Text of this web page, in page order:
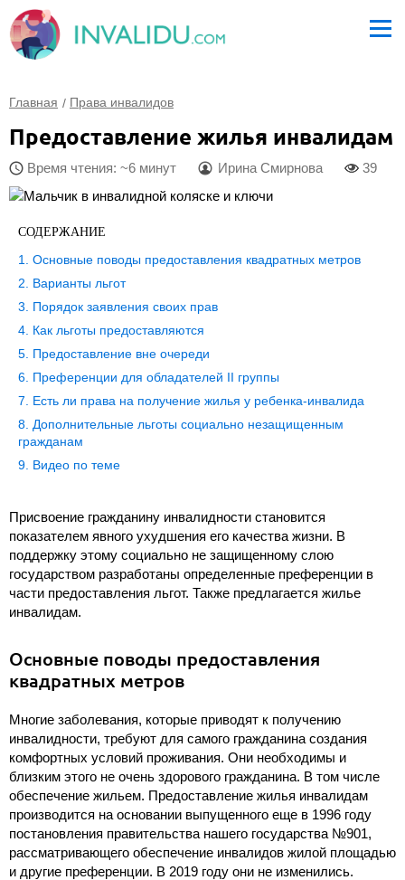
Главная Права инвалидов
Предоставление жилья инвалидам
Время чтения: ~6 минут Ирина Смирнова 39
СОДЕРЖАНИЕ
Основные поводы предоставления квадратных метров
Варианты льгот
Порядок заявления своих прав
Как льготы предоставляются
Предоставление вне очереди
Преференции для обладателей II группы
Есть ли права на получение жилья у ребенка-инвалида
Дополнительные льготы социально незащищенным
гражданам
Видео по теме
Присвоение гражданину инвалидности становится
показателем явного ухудшения его качества жизни. В
поддержку этому социально не защищенному слою
государством разработаны определенные преференции в
части предоставления льгот. Также предлагается жилье
инвалидам.
Основные поводы предоставления
квадратных метров
Многие заболевания, которые приводят к получению
инвалидности, требуют для самого гражданина создания
комфортных условий проживания. Они необходимы и
близким этого не очень здорового гражданина. В том числе
обеспечение жильем. Предоставление жилья инвалидам
производится на основании выпущенного еще в 1996 году
постановления правительства нашего государства №901,
рассматривающего обеспечение инвалидов жилой площадью
и другие преференции. В 2019 году они не изменились.